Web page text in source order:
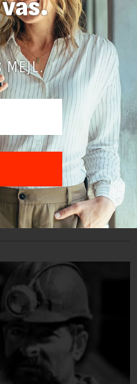
učešće na Ekspo
međunarodne učesnice
specijalizovanoj
gde će predstaviti
MEJL.